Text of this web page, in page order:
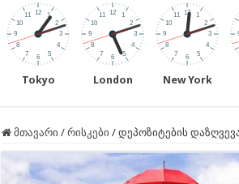
Tokyo London New York
მთავარი / რისკები / დეპოზიტების